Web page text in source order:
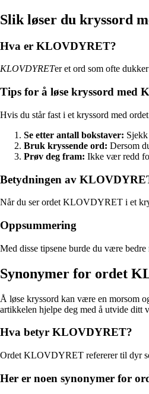
Slik løser du kryssord
Hva er KLOVDYRET?
KLOVDYRETer et ord som ofte
Tips for å løse kryssord med
Hvis du står fast i et kryssord med
Se etter antall bokstaver:
Bruk kryssende ord: Dersom
Prøv deg fram: Ikke vær redd
Betydningen av
Når du ser ordet KLOVDYRET i et
Oppsummering
Med disse tipsene burde du være
Synonymer for ordet
Å løse kryssord kan være en morsom
artikkelen hjelpe deg med å utvide ditt
Hva betyr KLOVDYRET?
Ordet KLOVDYRET refererer til dyr
Her er noen synonymer for